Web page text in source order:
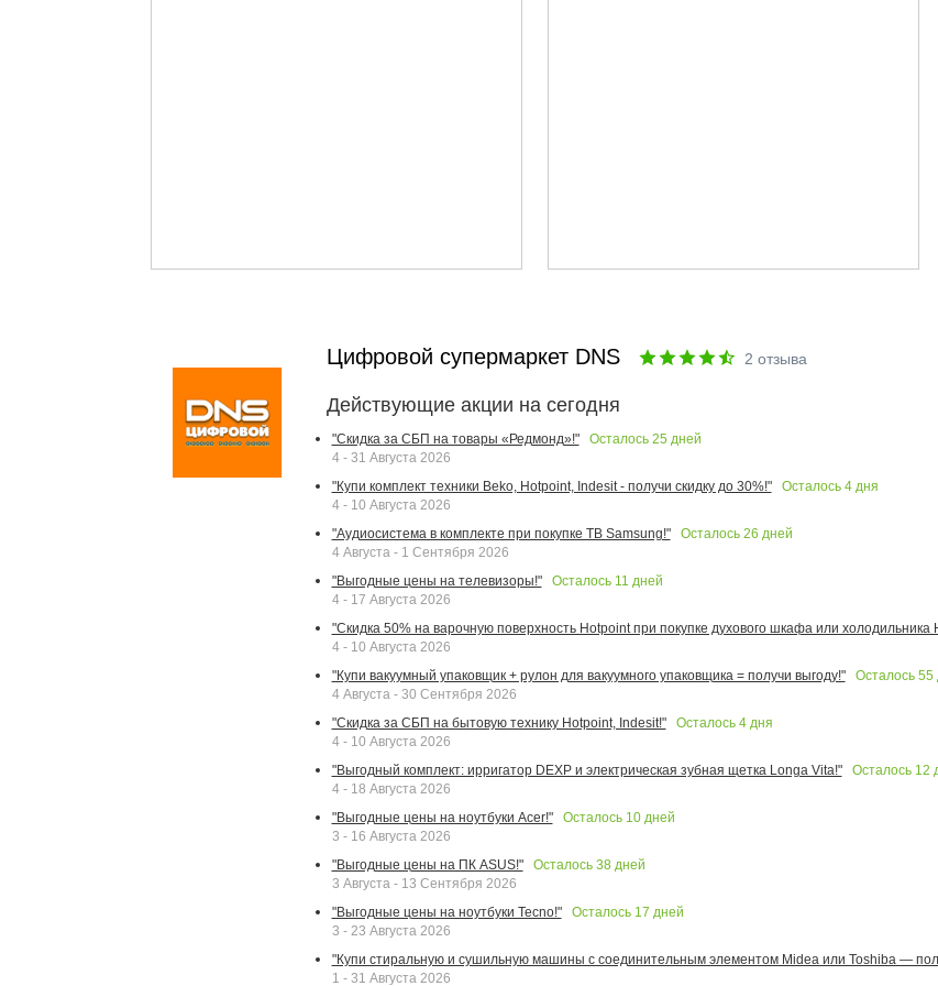
Цифровой супермаркет DNS 2 отзыва
Действующие акции на сегодня
"Скидка за СБП на товары «Редмонд»!" Осталось 25 дней
4 - 31 Августа 2026
"Купи комплект техники Beko, Hotpoint, Indesit - получи скидку до 30%!"
Осталось 4дня
4 - 10 Августа 2026
"Аудиосистема в комплекте при покупке ТВ Samsung!"
Осталось 26 дней
4 Августа - 1 Сентября 2026
"Выгодные цены на телевизоры!"
Осталось 11 дней
4 - 17 Августа 2026
"Скидка 50% на варочную поверхность Hotpoint при покупке духового шкафа или холодильника
4 - 10 Августа 2026
"Купи вакуумный упаковщик + рулон для вакуумного упаковщика = получи выгоду!"
Осталось 55
4 Августа - 30 Сентября 2026
"Скидка за СБП на бытовую технику Hotpoint, Indesit!"
Осталось 4дня
4 - 10 Августа 2026
"Выгодный комплект: ирригатор DEXP и электрическая зубная щетка Longa Vita!"
Осталось 12
4 - 18 Августа 2026
"Выгодные цены на ноутбуки Acer!"
Осталось 10дней
3 - 16 Августа 2026
"Выгодные цены на ПК ASUS!"
Осталось 38дней
3 Августа - 13 Сентября 2026
"Выгодные цены на ноутбуки Tecno!"
Осталось 17 дней
3 - 23 Августа 2026
"Купи стиральную и сушильную машины с соединительным элементом Midea или Toshiba —
1 - 31 Августа 2026